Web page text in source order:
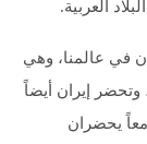
العربية.
في عالمنا، وهي
إيران أيضاً
معاً يحضران